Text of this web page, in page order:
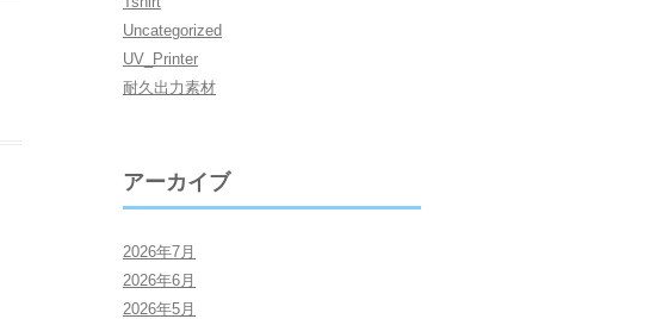
Uncategorized
UV_Printer
耐久出力素材
アーカイブ
2026年7月
2026年6月
2026年5月